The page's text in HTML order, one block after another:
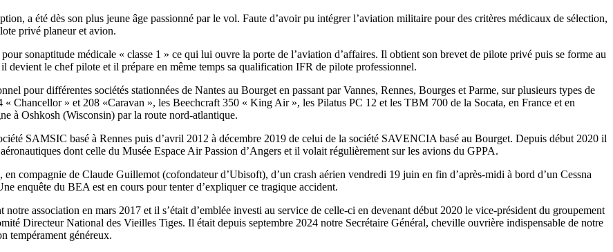
a été dès son plus jeune âge passionné par le vol. Faute d’avoir pu intégrer l’aviation militaire pour des critères médicaux de sélection,
privé planeur et avion.
sonaptitude médicale « classe 1 » ce qui lui ouvre la porte de l’aviation d’affaires. Il obtient son brevet de pilote privé puis se forme au
devient le chef pilote et il prépare en même temps sa qualification IFR de pilote professionnel.
pour différentes sociétés stationnées de Nantes au Bourget en passant par Vannes, Rennes, Bourges et Parme, sur plusieurs types de
Chancellor » et 208 «Caravan », les Beechcraft 350 « King Air », les Pilatus PC 12 et les TBM 700 de la Socata, en France et en
à Oshkosh (Wisconsin) par la route nord-atlantique.
SAMSIC basé à Rennes puis d’avril 2012 à décembre 2019 de celui de la société SAVENCIA basé au Bourget. Depuis début 2020 il
dont celle du Musée Espace Air Passion d’Angers et il volait régulièrement sur les avions du GPPA.
compagnie de Claude Guillemot (cofondateur d’Ubisoft), d’un crash aérien vendredi 19 juin en fin d’après-midi à bord d’un Cessna
enquête du BEA est en cours pour tenter d’expliquer ce tragique accident.
association en mars 2017 et il s’était d’emblée investi au service de celle-ci en devenant début 2020 le vice-président du groupement
Directeur National des Vieilles Tiges. Il était depuis septembre 2024 notre Secrétaire Général, cheville ouvrière indispensable de notre
tempérament généreux.